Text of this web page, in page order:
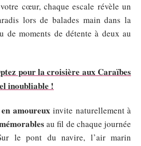
cœur, chaque escale révèle un
lors de balades main dans la
de moments de détente à deux au
pour la croisière aux Caraïbes
inoubliable !
amoureux invite naturellement à
au fil de chaque journée
le pont du navire, l’air marin